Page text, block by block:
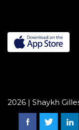
2026 | Shaykh